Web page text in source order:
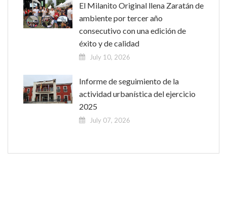
El Milanito Original llena Zaratán de
ambiente por tercer año
consecutivo con una edición de
éxito y de calidad
July 10, 2026
Informe de seguimiento de la
actividad urbanística del ejercicio
2025
July 07, 2026